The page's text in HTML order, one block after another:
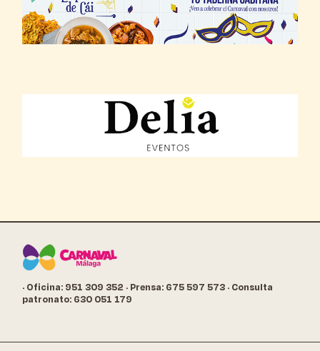
· Oficina: 951 309 352 · Prensa: 675 597 573 · Consulta
patronato: 630 051 179